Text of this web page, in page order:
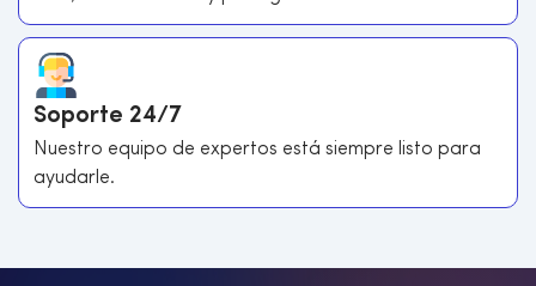
Soporte 24/7
Nuestro equipo de expertos está siempre listo para
ayudarle.